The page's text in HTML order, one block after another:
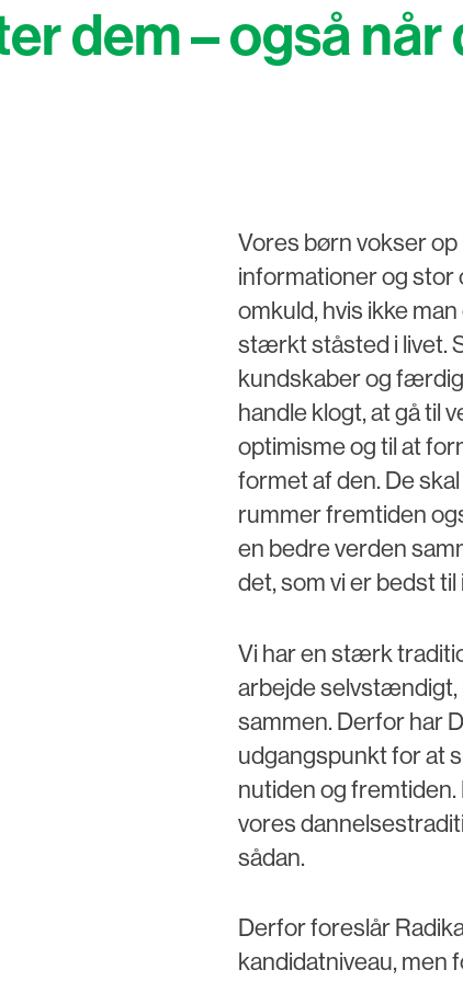
dem – også
Vores børn vokser
informationer og stor
omkuld, hvis ikke
stærkt ståsted i livet.
kundskaber og
handle klogt, at gå til
optimisme og til at
formet af den. De
rummer fremtiden
en bedre verden
det, som vi er bedst til
Vi har en stærk
arbejde selvstændigt,
sammen. Derfor har
udgangspunkt for at
nutiden og
vores
sådan.
Derfor foreslår
kandidatniveau, men